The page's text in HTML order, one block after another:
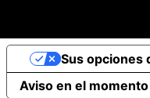
Aviso en el
Sus opciones